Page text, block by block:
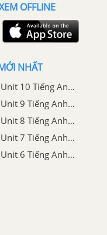
OFFLINE
NHẤT
Luyện tập từ vựng Unit 10 Tiếng Anh 11 mới
Luyện tập từ vựng Unit 9 Tiếng Anh 11 mới
Luyện tập từ vựng Unit 8 Tiếng Anh 11 mới
Luyện tập từ vựng Unit 7 Tiếng Anh 11 mới
Luyện tập từ vựng Unit 6 Tiếng Anh 11 mới